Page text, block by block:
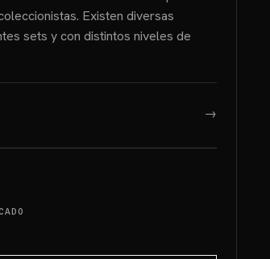
Existen diversas
sets y con distintos niveles de
→